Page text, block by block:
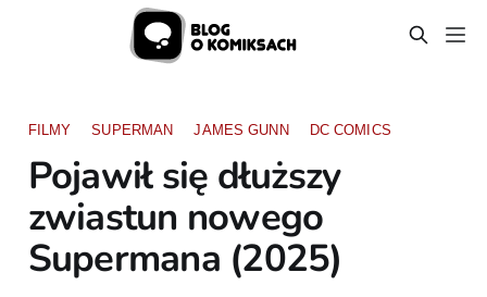
FILMY SUPERMAN JAMES GUNN DC COMICS
Pojawił się dłuższy
zwiastun nowego
Supermana (2025)